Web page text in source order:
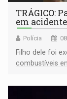
TRÁGICO:
em
Polícia
Filho dele foi
combustíveis